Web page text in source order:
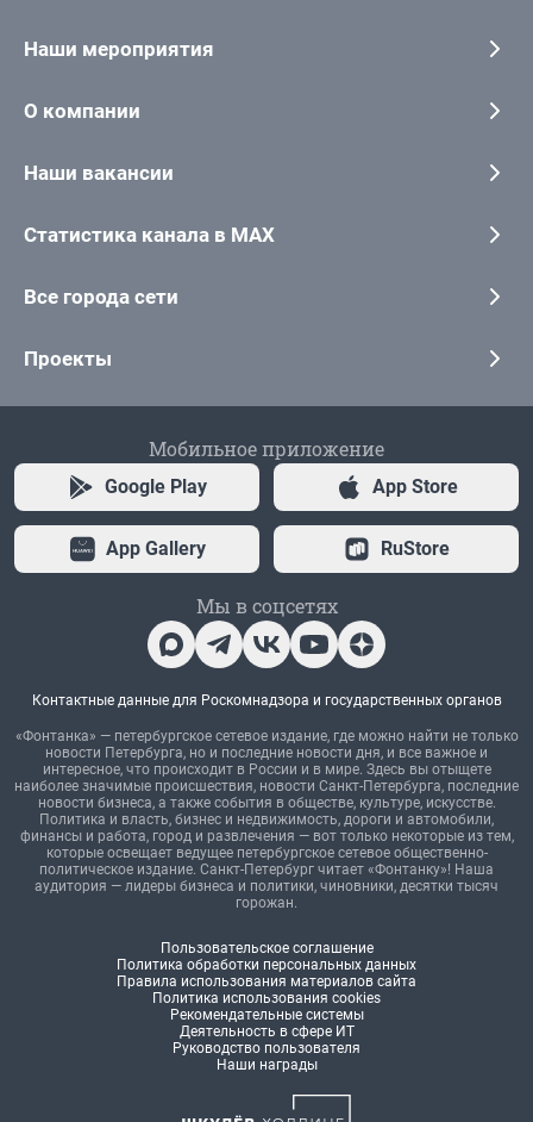
Наши мероприятия
О компании
Наши вакансии
Статистика канала в MAX
Все города сети
Проекты
Мобильное приложение
Google Play App Store
App Gallery RuStore
Мы в соцсетях
Контактные данные для Роскомнадзора и государственных органов
«Фонтанка» — петербургское сетевое издание, где можно найти не только
новости Петербурга, но и последние новости дня, и все важное и
интересное, что происходит в России и в мире. Здесь вы отыщете
наиболее значимые происшествия, новости Санкт-Петербурга, последние
новости бизнеса, а также события в обществе, культуре, искусстве.
Политика и власть, бизнес и недвижимость, дороги и автомобили,
финансы и работа, город и развлечения — вот только некоторые из тем,
которые освещает ведущее петербургское сетевое общественно-
политическое издание. Санкт-Петербург читает «Фонтанку»! Наша
аудитория — лидеры бизнеса и политики, чиновники, десятки тысяч
горожан.
Пользовательское соглашение
Политика обработки персональных данных
Правила использования материалов сайта
Политика использования cookies
Рекомендательные системы
Деятельность в сфере ИТ
Руководство пользователя
Наши награды